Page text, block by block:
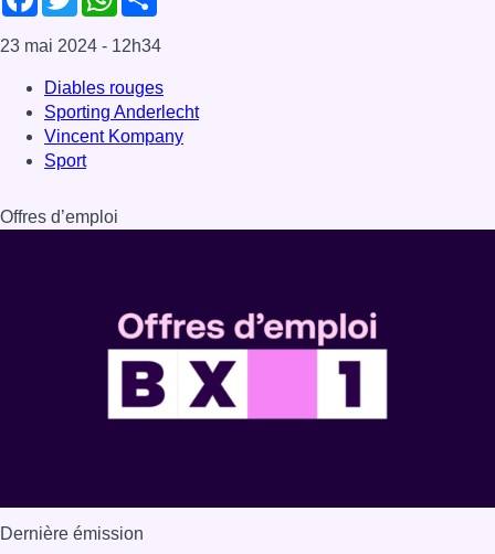
23 mai 2024 - 12h34
Diables rouges
Sporting Anderlecht
Vincent Kompany
Sport
Offres d’emploi
Dernière émission